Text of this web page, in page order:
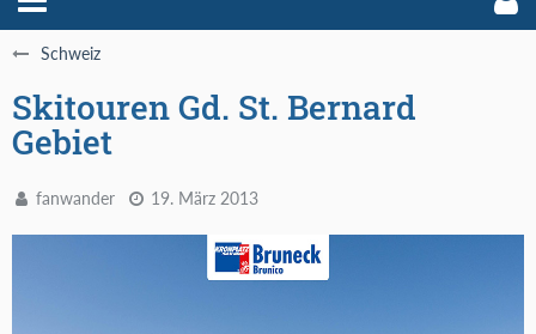
Schweiz
Skitouren Gd. St. Bernard
Gebiet
fanwander 19. März 2013